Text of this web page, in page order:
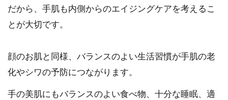
だから、手肌も内側からのエイジングケアを考えるこ
とが大切です。
顔のお肌と同様、バランスのよい生活習慣が手肌の老
化やシワの予防につながります。
手の美肌にもバランスのよい食べ物、十分な睡眠、適